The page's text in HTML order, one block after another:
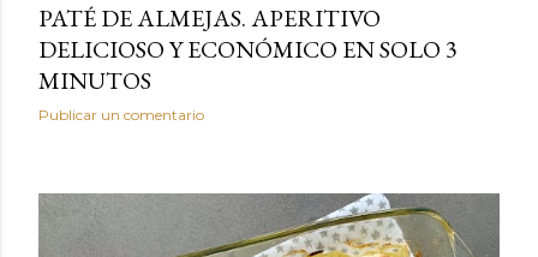
PATÉ DE ALMEJAS. APERITIVO
DELICIOSO Y ECONÓMICO EN SOLO 3
MINUTOS
Publicar un comentario